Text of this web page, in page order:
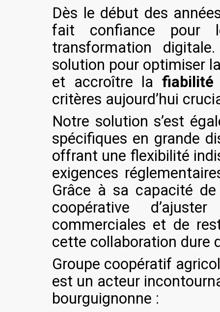
Dès le début des
fait confiance pour
transformation
solution pour optimiser
et accroître la fiabilité
critères aujourd’hui
Notre solution s’est
spécifiques en grande
offrant une flexibilité
exigences
Grâce à sa capacité
coopérative
commerciales et de
cette collaboration dure
Groupe coopératif
est un acteur
bourguignonne :